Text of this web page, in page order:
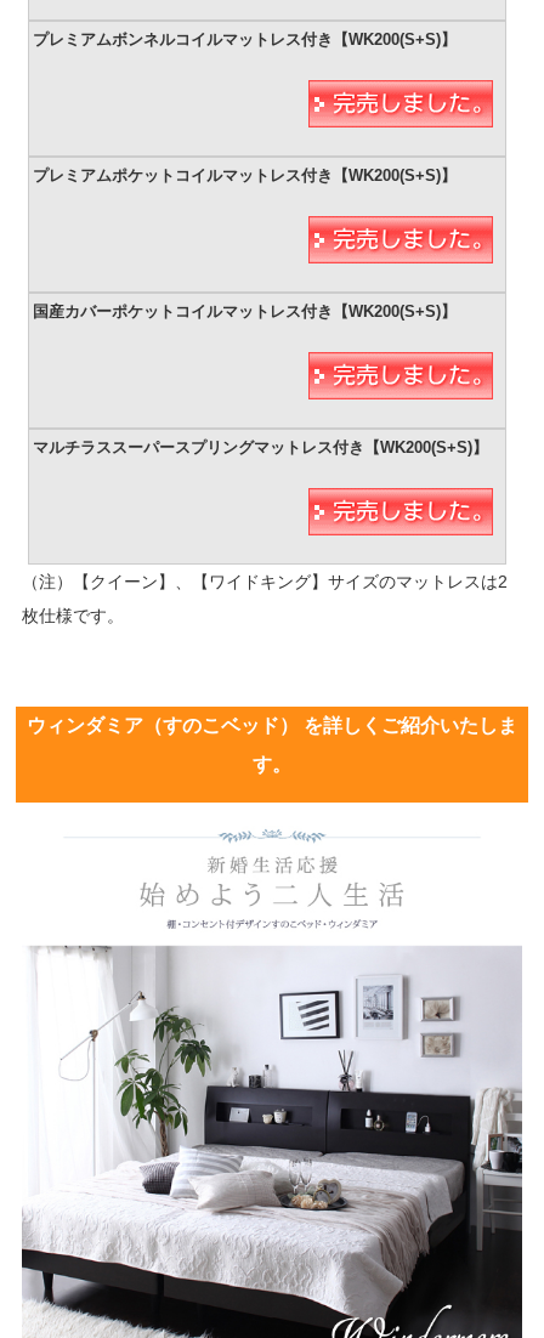
（注）【クイーン】、【ワイドキング】サイズのマットレスは2
枚仕様です。
ウィンダミア（すのこベッド） を詳しくご紹介いたしま
す。